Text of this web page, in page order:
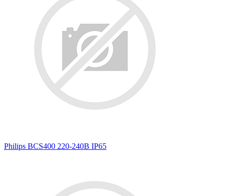
Philips BCS400 220-240В IP65